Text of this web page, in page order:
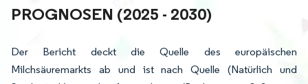
ROGNOSEN (2025 - 2030)
Der Bericht deckt die Quelle des europäischen
Milchsäuremarkts ab und ist nach Quelle (Natürlich und